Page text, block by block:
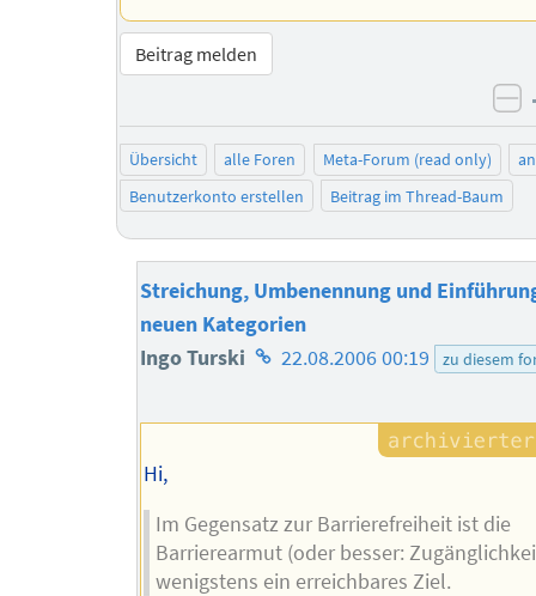
Beitrag melden
Übersicht alle Foren Meta-Forum (read only)
Benutzerkonto erstellen
Beitrag im Thread-Baum
Streichung, Umbenennung und
neuen Kategorien
Ingo Turski Homepage
Autors
22.08.2006 00:19 zu diesem
Hi,
Im Gegensatz zur Barrierefreiheit ist die
Barrierearmut (oder besser:
wenigstens ein erreichbares Ziel.